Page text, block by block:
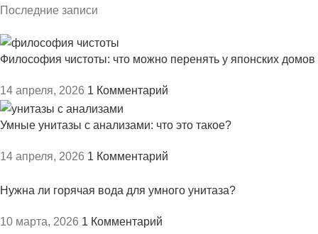
Последние записи
Философия чистоты: что можно перенять у японских домов
14 апреля, 2026 1 Комментарий
Умные унитазы с анализами: что это такое?
14 апреля, 2026 1 Комментарий
Нужна ли горячая вода для умного унитаза?
10 марта, 2026 1 Комментарий